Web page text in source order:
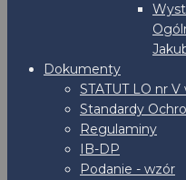
Dokumenty
STATUT LO nr
Standardy
Regulaminy
IB-DP
Podanie - wzór